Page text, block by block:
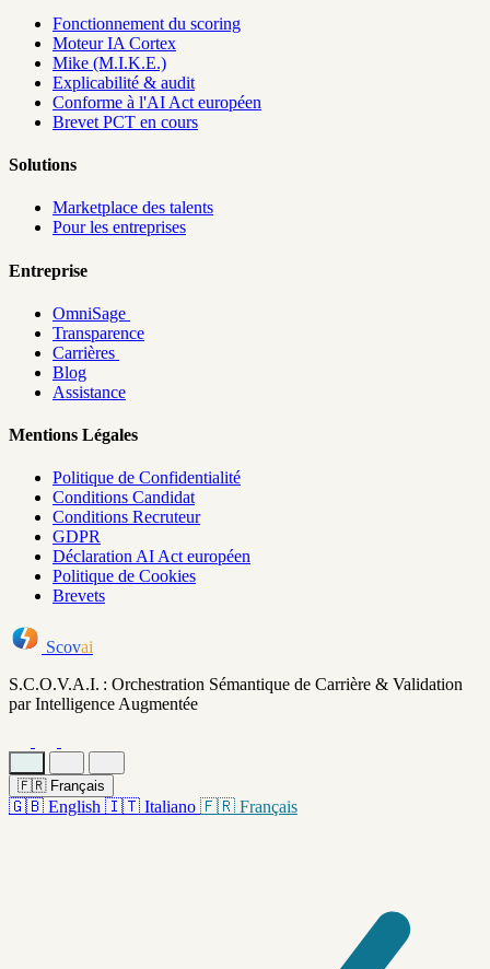
Fonctionnement du scoring
Moteur IA Cortex
Mike (M.I.K.E.)
Explicabilité & audit
Conforme à l'AI Act européen
Brevet PCT en cours
Solutions
Marketplace des talents
Pour les entreprises
Entreprise
OmniSage
Transparence
Carrières
Blog
Assistance
Mentions Légales
Politique de Confidentialité
Conditions Candidat
Conditions Recruteur
GDPR
Déclaration AI Act européen
Politique de Cookies
Brevets
Scovai
S.C.O.V.A.I. : Orchestration Sémantique de Carrière & Validation
par Intelligence Augmentée
🇫🇷 Français
🇬🇧 English 🇮🇹 Italiano 🇫🇷 Français